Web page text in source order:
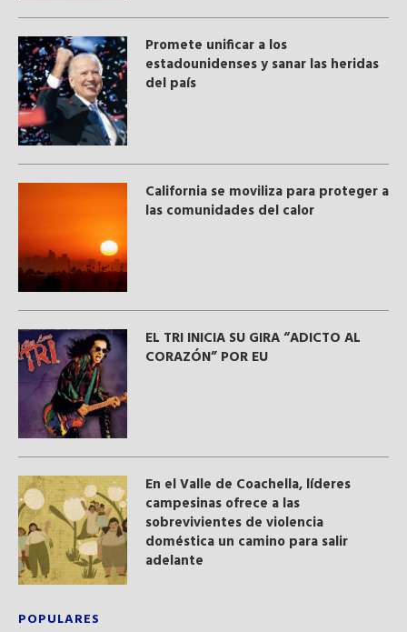
Promete unificar a los
estadounidenses y sanar las heridas
del país
California se moviliza para proteger a
las comunidades del calor
EL TRI INICIA SU GIRA “ADICTO AL
CORAZÓN” POR EU
En el Valle de Coachella, líderes
campesinas ofrece a las
sobrevivientes de violencia
doméstica un camino para salir
adelante
POPULARES